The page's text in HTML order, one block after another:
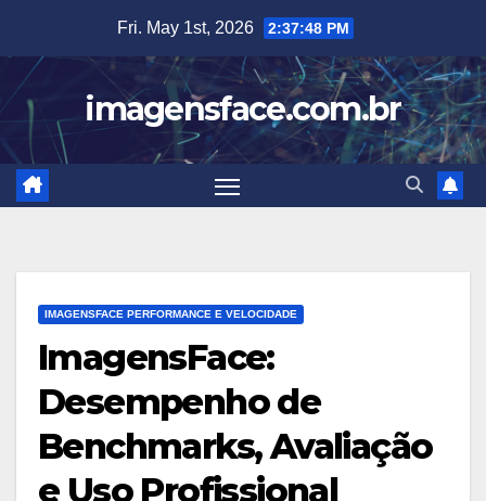
content
Fri. May 1st, 2026 2:37:49 PM
imagensface.com.br
IMAGENSFACE PERFORMANCE E VELOCIDADE
ImagensFace:
Desempenho de
Benchmarks, Avaliação
e Uso Profissional